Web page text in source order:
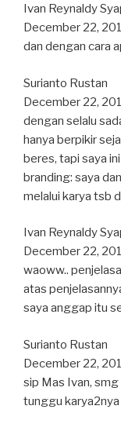
Ivan Reynaldy
December 22,
dan dengan cara
Surianto Rustan
December 22,
dengan selalu
hanya berpikir
beres, tapi saya
branding: saya
melalui karya tsb
Ivan Reynaldy
December 22,
waoww..
atas
saya anggap itu
Surianto Rustan
December 22,
sip Mas Ivan,
tunggu karya2nya